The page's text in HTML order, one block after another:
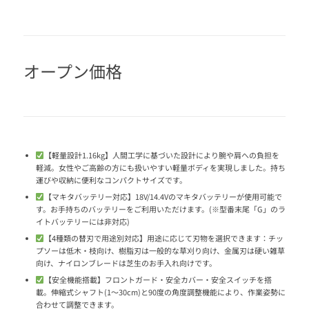
オープン価格
【軽量設計1.16kg】人間工学に基づいた設計により腕や肩への負担を
軽減。女性やご高齢の方にも扱いやすい軽量ボディを実現しました。持ち
運びや収納に便利なコンパクトサイズです。
【マキタバッテリー対応】18V/14.4Vのマキタバッテリーが使用可能で
す。お手持ちのバッテリーをご利用いただけます。(※型番末尾「G」のラ
イトバッテリーには非対応)
【4種類の替刃で用途別対応】用途に応じて刃物を選択できます：チッ
プソーは低木・枝向け、樹脂刃は一般的な草刈り向け、金属刃は硬い雑草
向け、ナイロンブレードは芝生のお手入れ向けです。
【安全機能搭載】フロントガード・安全カバー・安全スイッチを搭
載。伸縮式シャフト(1〜30cm)と90度の角度調整機能により、作業姿勢に
合わせて調整できます。